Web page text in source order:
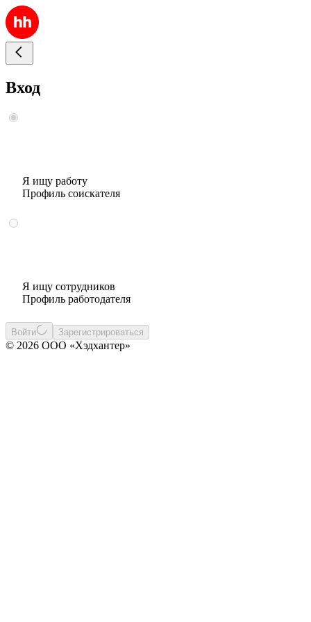
Вход
Я ищу работу
Профиль соискателя
Я ищу сотрудников
Профиль работодателя
Войти Зарегистрироваться
© 2026 ООО «Хэдхантер»